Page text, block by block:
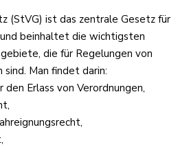
(StVG) ist das zentrale Gesetz für
beinhaltet die wichtigsten
die für Regelungen von
Man findet darin:
den Erlass von Verordnungen,